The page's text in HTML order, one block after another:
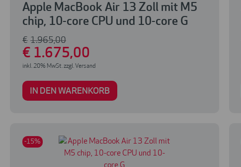
Apple MacBook Air 13 Zoll mit M5
chip, 10-core CPU und 10-core G
€ 1.965,00
€ 1.675,00
inkl. 20% MwSt. zzgl. Versand
IN DEN WARENKORB
-15%